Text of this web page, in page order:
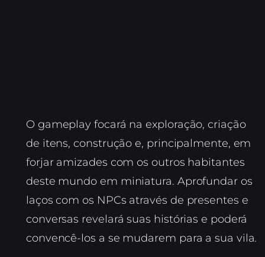
O gameplay focará na exploração, criação
de itens, construção e, principalmente, em
forjar amizades com os outros habitantes
deste mundo em miniatura. Aprofundar os
laços com os NPCs através de presentes e
conversas revelará suas histórias e poderá
convencê-los a se mudarem para a sua vila.